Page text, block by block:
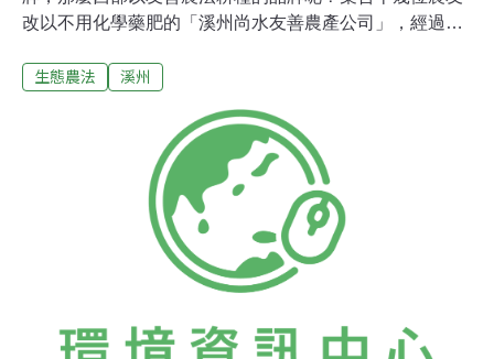
改以不用化學藥肥的「溪州尚水友善農產公司」，經過三
米，為西部農業永續開路。歷經護水抗爭，溪州農民更珍
底來自7甲地、11位農民生產的「尚水米」首度面市，目
前則有11甲地、22位農民加入，提供健康安全的糧食。彩
鷸為鄰春分之前的好天氣，農田裡佈滿秧苗逐漸茁壯，溪
州尚水米契作的幾塊農地，秧苗行距比一般農田來得大，
顯得稀鬆嫩綠。尚水米農民徐進昇第四次插秧，驅使他投
入的動力，一方面來自對自然農法的理念，另一方面，則
來自第一次吃到親手種出來的尚水米之感動。 他將屬於自
家稱讚得彈舌。自己的哥哥弟弟吃了，再吃市售米，都說
生態農法 溪州